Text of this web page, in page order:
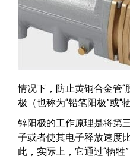
情况下，防止黄铜合金管“
极（也称为“铅笔阳极”或“
锌阳极的工作原理是将第
子或者使其电子释放速度
此，实际上，它通过“牺